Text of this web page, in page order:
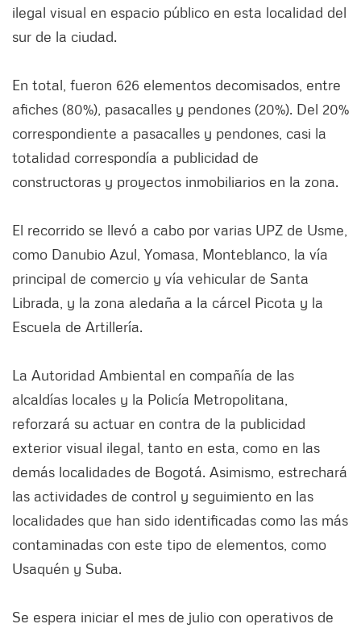
ilegal visual en espacio público en esta localidad del
sur de la ciudad.
En total, fueron 626 elementos decomisados, entre
afiches (80%), pasacalles y pendones (20%). Del 20%
correspondiente a pasacalles y pendones, casi la
totalidad correspondía a publicidad de
constructoras y proyectos inmobiliarios en la zona.
El recorrido se llevó a cabo por varias UPZ de Usme,
como Danubio Azul, Yomasa, Monteblanco, la vía
principal de comercio y vía vehicular de Santa
Librada, y la zona aledaña a la cárcel Picota y la
Escuela de Artillería.
La Autoridad Ambiental en compañía de las
alcaldías locales y la Policía Metropolitana,
reforzará su actuar en contra de la publicidad
exterior visual ilegal, tanto en esta, como en las
demás localidades de Bogotá. Asimismo, estrechará
las actividades de control y seguimiento en las
localidades que han sido identificadas como las más
contaminadas con este tipo de elementos, como
Usaquén y Suba.
Se espera iniciar el mes de julio con operativos de